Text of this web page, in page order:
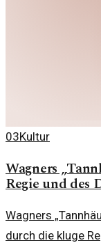
03Kultur
Wagners
Regie und des
Wagners
durch die kluge